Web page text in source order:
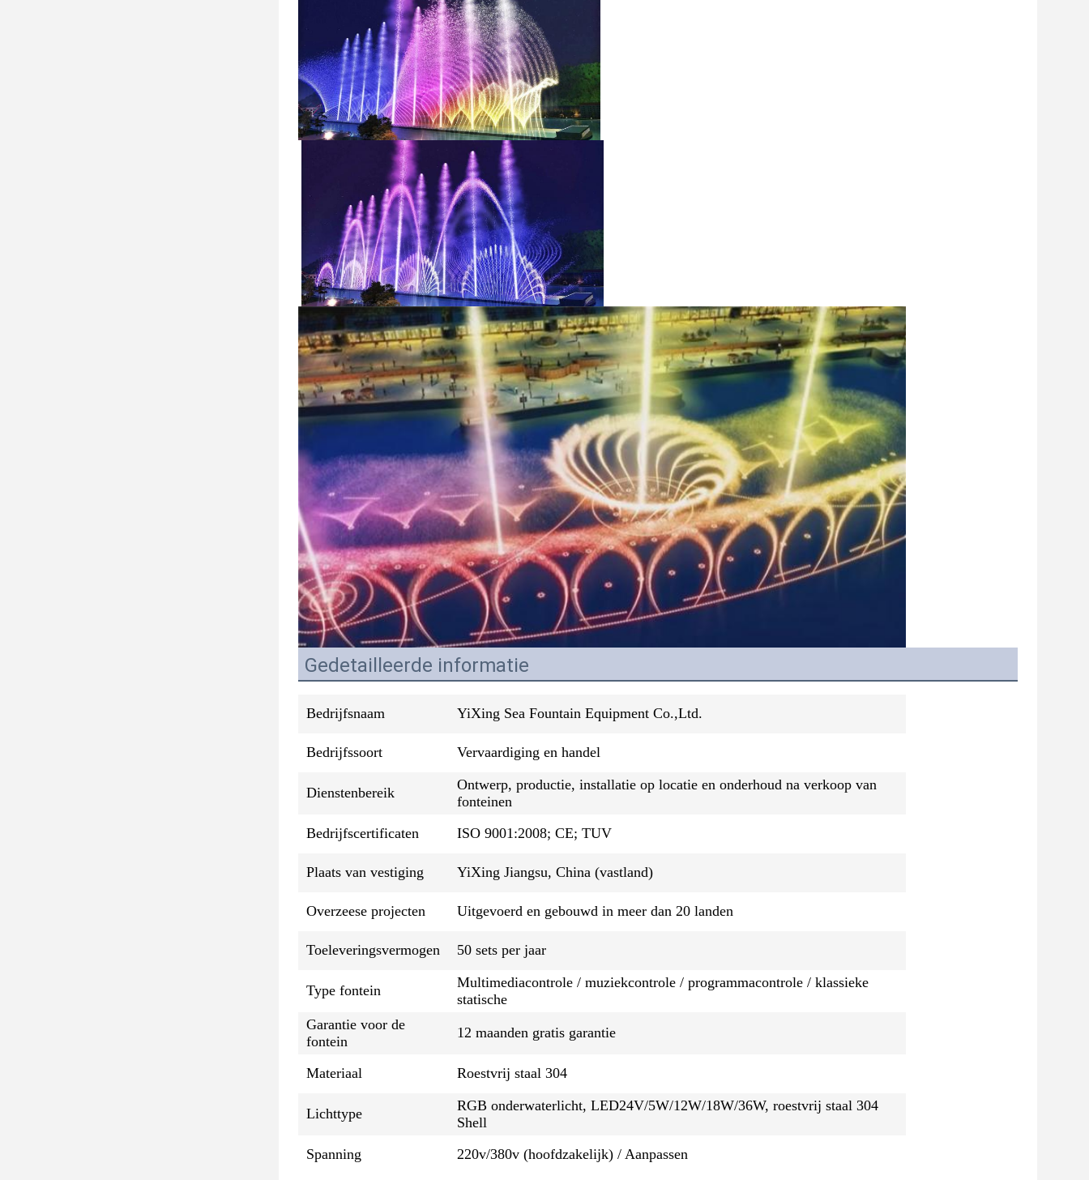
Gedetailleerde informatie
Bedrijfsnaam YiXing Sea Fountain Equipment Co.,Ltd.
Bedrijfssoort Vervaardiging en handel
Dienstenbereik
Ontwerp, productie, installatie op locatie en onderhoud na verkoop van
fonteinen
Bedrijfscertificaten
ISO 9001:2008; CE; TUV
Plaats van vestiging YiXing Jiangsu, China (vastland)
Overzeese projecten Uitgevoerd en gebouwd in meer dan 20 landen
Toeleveringsvermogen 50 sets per jaar
Type fontein
Multimediacontrole / muziekcontrole / programmacontrole / klassieke
statische
Garantie voor de
fontein
12 maanden gratis garantie
Materiaal Roestvrij staal 304
Lichttype
RGB onderwaterlicht, LED24V/5W/12W/18W/36W, roestvrij staal 304
Shell
Spanning
220v/380v (hoofdzakelijk) / Aanpassen